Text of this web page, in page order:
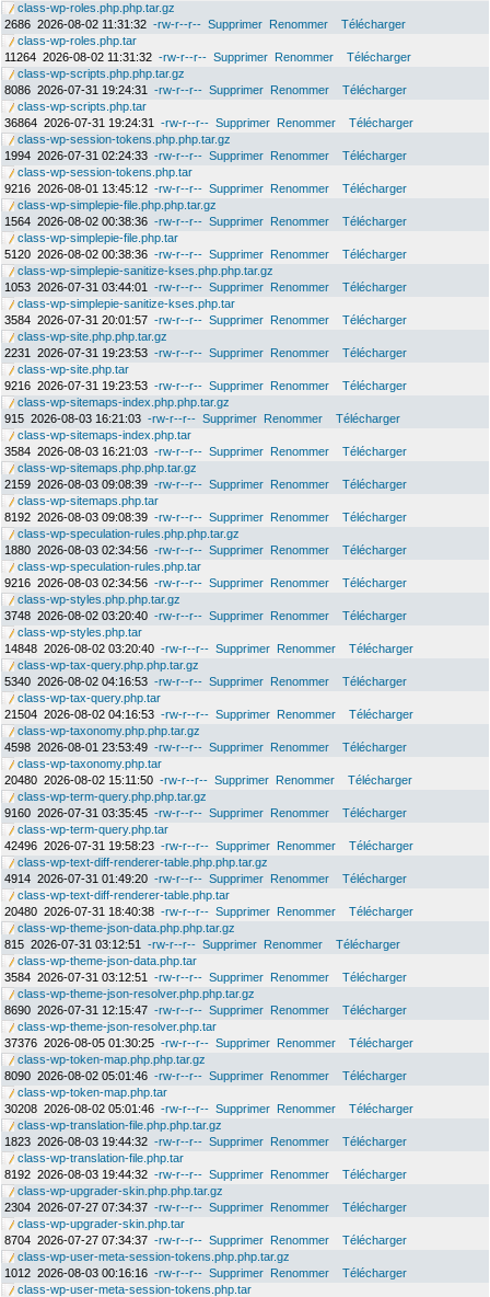
class-wp-roles.php.php.tar.gz
2686 2026-08-02 11:31:32 -rw-r--r-- Supprimer Renommer
Télécharger
class-wp-roles.php.tar
11264 2026-08-02 11:31:32 -rw-r--r-- Supprimer Renommer
Télécharger
class-wp-scripts.php.php.tar.gz
8086 2026-07-31 19:24:31 -rw-r--r-- Supprimer Renommer
Télécharger
class-wp-scripts.php.tar
36864 2026-07-31 19:24:31 -rw-r--r-- Supprimer Renommer
Télécharger
class-wp-session-tokens.php.php.tar.gz
1994 2026-07-31 02:24:33 -rw-r--r-- Supprimer Renommer
Télécharger
class-wp-session-tokens.php.tar
9216 2026-08-01 13:45:12 -rw-r--r-- Supprimer Renommer
Télécharger
class-wp-simplepie-file.php.php.tar.gz
1564 2026-08-02 00:38:36 -rw-r--r-- Supprimer Renommer
Télécharger
class-wp-simplepie-file.php.tar
5120 2026-08-02 00:38:36 -rw-r--r-- Supprimer Renommer
Télécharger
class-wp-simplepie-sanitize-kses.php.php.tar.gz
1053 2026-07-31 03:44:01 -rw-r--r-- Supprimer Renommer
Télécharger
class-wp-simplepie-sanitize-kses.php.tar
3584 2026-07-31 20:01:57 -rw-r--r-- Supprimer Renommer
Télécharger
class-wp-site.php.php.tar.gz
2231
2026-07-31 19:23:53 -rw-r--r-- Supprimer Renommer
Télécharger
class-wp-site.php.tar
9216 2026-07-31 19:23:53 -rw-r--r-- Supprimer Renommer
Télécharger
class-wp-sitemaps-index.php.php.tar.gz
915 2026-08-03 16:21:03 -rw-r--r-- Supprimer Renommer
Télécharger
class-wp-sitemaps-index.php.tar
3584 2026-08-03 16:21:03 -rw-r--r-- Supprimer Renommer
Télécharger
class-wp-sitemaps.php.php.tar.gz
2159 2026-08-03 09:08:39 -rw-r--r-- Supprimer Renommer
Télécharger
class-wp-sitemaps.php.tar
8192 2026-08-03 09:08:39 -rw-r--r-- Supprimer Renommer
Télécharger
class-wp-speculation-rules.php.php.tar.gz
1880 2026-08-03 02:34:56 -rw-r--r-- Supprimer Renommer
Télécharger
class-wp-speculation-rules.php.tar
9216 2026-08-03 02:34:56 -rw-r--r-- Supprimer Renommer
Télécharger
class-wp-styles.php.php.tar.gz
3748 2026-08-02 03:20:40 -rw-r--r-- Supprimer Renommer
Télécharger
class-wp-styles.php.tar
14848 2026-08-02 03:20:40 -rw-r--r-- Supprimer Renommer
Télécharger
class-wp-tax-query.php.php.tar.gz
5340 2026-08-02 04:16:53 -rw-r--r-- Supprimer Renommer
Télécharger
class-wp-tax-query.php.tar
21504 2026-08-02 04:16:53 -rw-r--r-- Supprimer Renommer
Télécharger
class-wp-taxonomy.php.php.tar.gz
4598 2026-08-01 23:53:49 -rw-r--r-- Supprimer Renommer
Télécharger
class-wp-taxonomy.php.tar
20480 2026-08-02 15:11:50 -rw-r--r-- Supprimer Renommer
Télécharger
class-wp-term-query.php.php.tar.gz
9160 2026-07-31 03:35:45 -rw-r--r-- Supprimer Renommer
Télécharger
class-wp-term-query.php.tar
42496 2026-07-31 19:58:23 -rw-r--r-- Supprimer Renommer
Télécharger
class-wp-text-diff-renderer-table.php.php.tar.gz
4914 2026-07-31 01:49:20 -rw-r--r-- Supprimer Renommer
Télécharger
class-wp-text-diff-renderer-table.php.tar
20480 2026-07-31 18:40:38 -rw-r--r-- Supprimer Renommer
Télécharger
class-wp-theme-json-data.php.php.tar.gz
815 2026-07-31 03:12:51 -rw-r--r-- Supprimer Renommer
Télécharger
class-wp-theme-json-data.php.tar
3584 2026-07-31 03:12:51 -rw-r--r-- Supprimer Renommer
Télécharger
class-wp-theme-json-resolver.php.php.tar.gz
8690 2026-07-31 12:15:47 -rw-r--r-- Supprimer Renommer
Télécharger
class-wp-theme-json-resolver.php.tar
37376 2026-08-05 01:30:25 -rw-r--r-- Supprimer Renommer
Télécharger
class-wp-token-map.php.php.tar.gz
8090 2026-08-02 05:01:46 -rw-r--r-- Supprimer Renommer
Télécharger
class-wp-token-map.php.tar
30208 2026-08-02 05:01:46 -rw-r--r-- Supprimer Renommer
Télécharger
class-wp-translation-file.php.php.tar.gz
1823 2026-08-03 19:44:32 -rw-r--r-- Supprimer Renommer
Télécharger
class-wp-translation-file.php.tar
8192 2026-08-03 19:44:32 -rw-r--r-- Supprimer Renommer
Télécharger
class-wp-upgrader-skin.php.php.tar.gz
2304 2026-07-27 07:34:37 -rw-r--r-- Supprimer Renommer
Télécharger
class-wp-upgrader-skin.php.tar
8704 2026-07-27 07:34:37 -rw-r--r-- Supprimer Renommer
Télécharger
class-wp-user-meta-session-tokens.php.php.tar.gz
1012 2026-08-03 00:16:16 -rw-r--r-- Supprimer Renommer
Télécharger
class-wp-user-meta-session-tokens.php.tar